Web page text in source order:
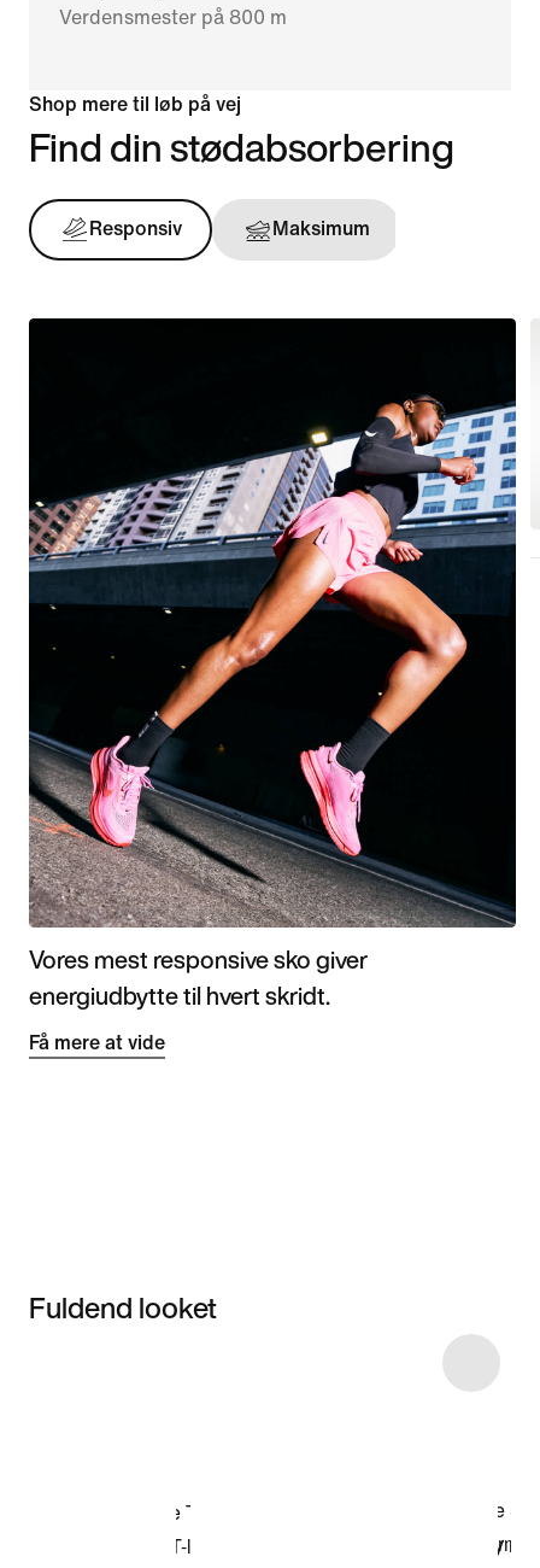
Verdensmester på 800 m
Shop mere til løb på vej
Find din stødabsorbering
Responsiv Maksimum
Vores mest responsive sko giver
energiudbytte til hvert skridt.
Få mere at vide
Fuldend looket